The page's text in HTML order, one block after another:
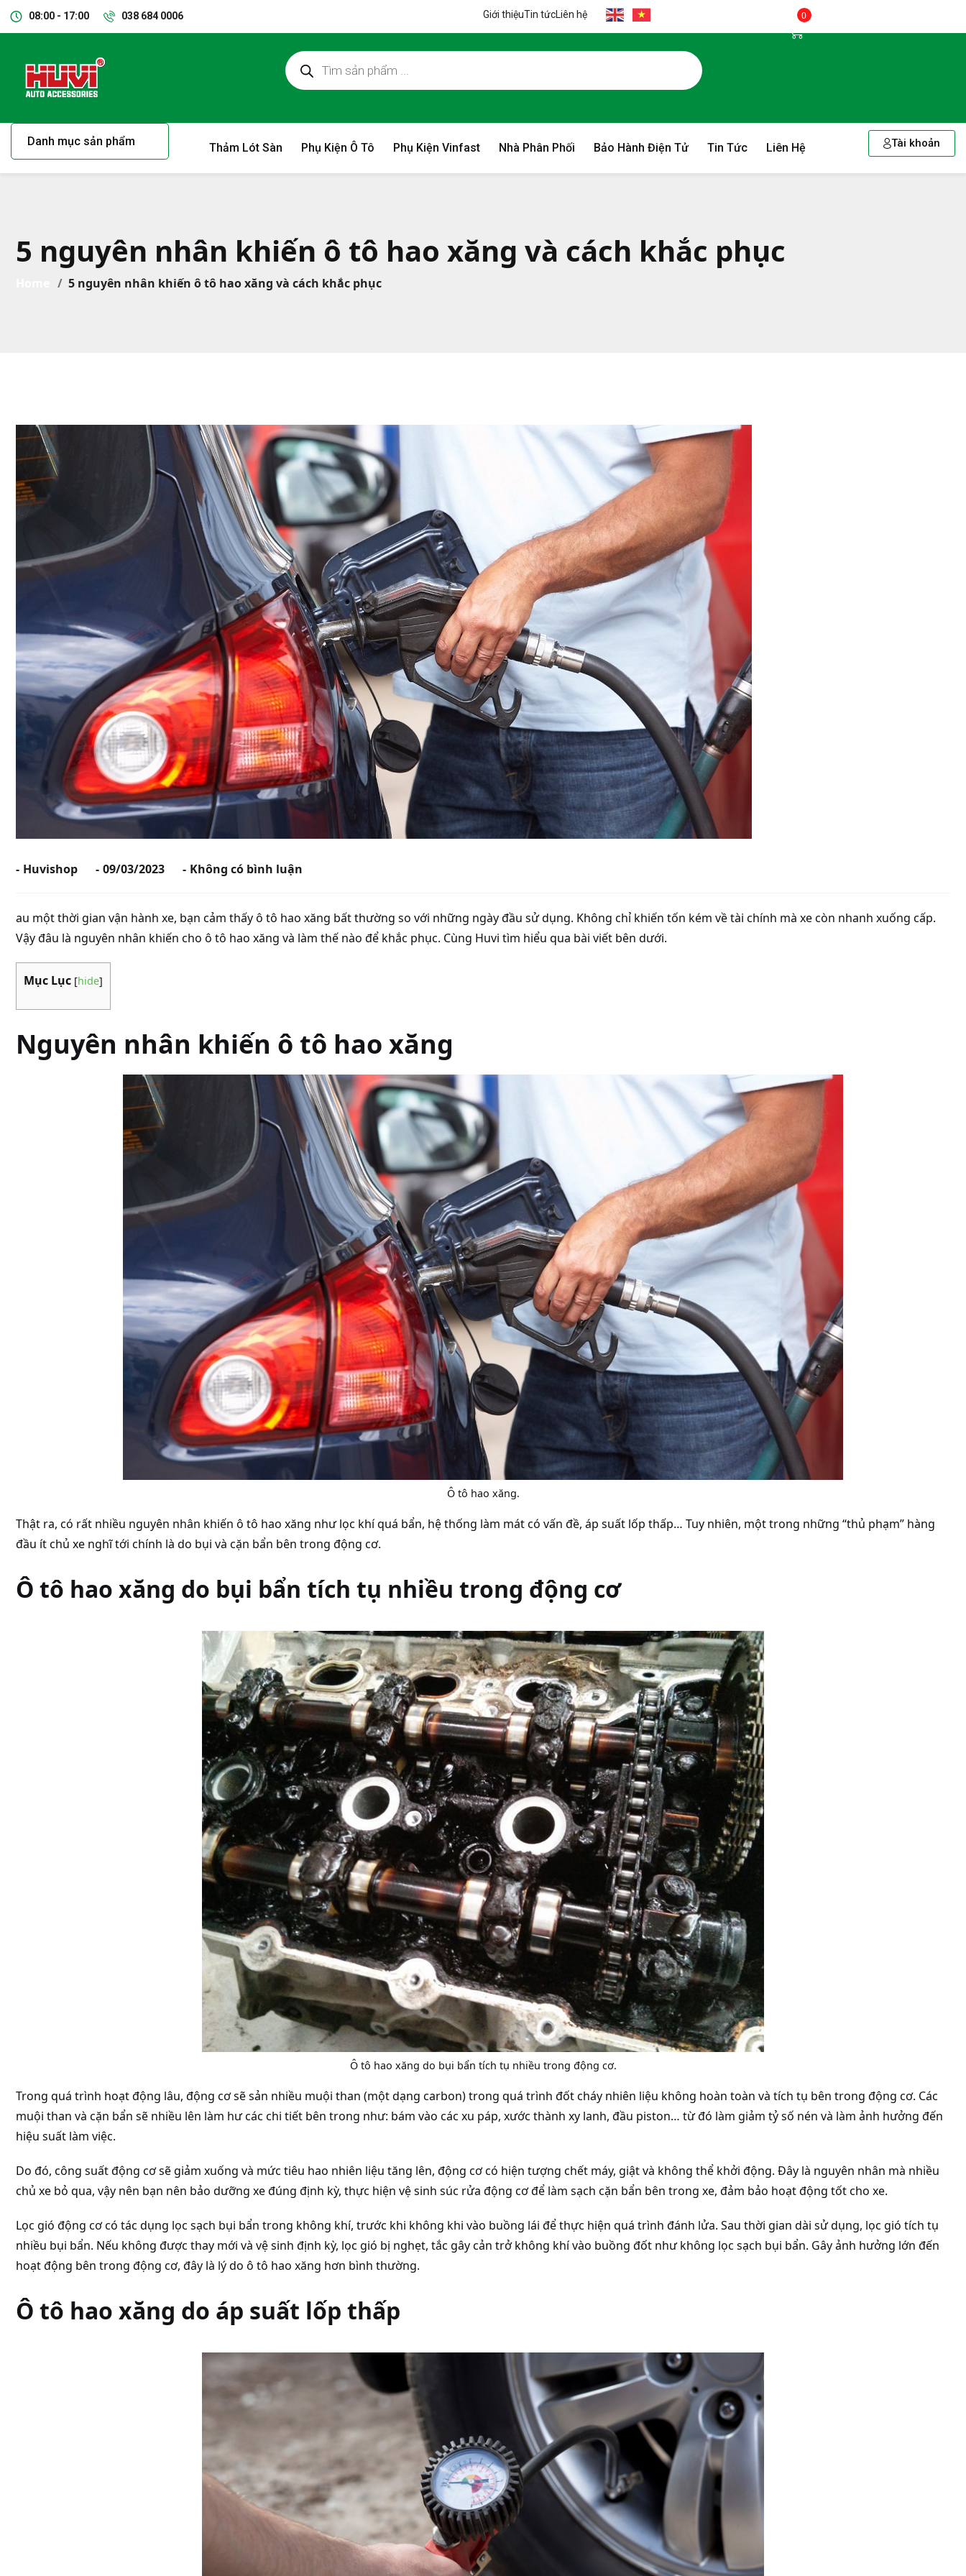
08:00 - 17:00 038 684 0006 Giới thiệuTin tứcLiên hệ 0
Danh mục sản phẩm Thảm Lót Sàn Phụ Kiện Ô Tô Phụ Kiện Vinfast Nhà Phân Phối Bảo Hành Điện Tử Tin Tức Liên Hệ Tài khoản
5 nguyên nhân khiến ô tô hao xăng và cách khắc phục
5 nguyên nhân khiến ô tô hao xăng và cách khắc phục
Huvishop 09/03/2023 Không có bình luận
au một thời gian vận hành xe, bạn cảm thấy ô tô hao xăng bất thường so với những ngày đầu sử dụng. Không chỉ khiến tốn kém về tài chính mà xe còn nhanh xuống cấp.
Vậy đâu là nguyên nhân khiến cho ô tô hao xăng và làm thế nào để khắc phục. Cùng Huvi tìm hiểu qua bài viết bên dưới.
Mục Lục [hide]
Nguyên nhân khiến ô tô hao xăng
Ô tô hao xăng.
Thật ra, có rất nhiều nguyên nhân khiến ô tô hao xăng như lọc khí quá bẩn, hệ thống làm mát có vấn đề, áp suất lốp thấp… Tuy nhiên, một trong những “thủ phạm” hàng
đầu ít chủ xe nghĩ tới chính là do bụi và cặn bẩn bên trong động cơ.
Ô tô hao xăng do bụi bẩn tích tụ nhiều trong động cơ
Ô tô hao xăng do bụi bẩn tích tụ nhiều trong động cơ.
Trong quá trình hoạt động lâu, động cơ sẽ sản nhiều muội than (một dạng carbon) trong quá trình đốt cháy nhiên liệu không hoàn toàn và tích tụ bên trong động cơ. Các
muội than và cặn bẩn sẽ nhiều lên làm hư các chi tiết bên trong như: bám vào các xu páp, xước thành xy lanh, đầu piston… từ đó làm giảm tỷ số nén và làm ảnh hưởng đến
hiệu suất làm việc.
Do đó, công suất động cơ sẽ giảm xuống và mức tiêu hao nhiên liệu tăng lên, động cơ có hiện tượng chết máy, giật và không thể khởi động. Đây là nguyên nhân mà nhiều
chủ xe bỏ qua, vậy nên bạn nên bảo dưỡng xe đúng định kỳ, thực hiện vệ sinh súc rửa động cơ để làm sạch cặn bẩn bên trong xe, đảm bảo hoạt động tốt cho xe.
Lọc gió động cơ có tác dụng lọc sạch bụi bẩn trong không khí, trước khi không khi vào buồng lái để thực hiện quá trình đánh lửa. Sau thời gian dài sử dụng, lọc gió tích tụ
nhiều bụi bẩn. Nếu không được thay mới và vệ sinh định kỳ, lọc gió bị nghẹt, tắc gây cản trở không khí vào buồng đốt như không lọc sạch bụi bẩn. Gây ảnh hưởng lớn đến
hoạt động bên trong động cơ, đây là lý do ô tô hao xăng hơn bình thường.
Ô tô hao xăng do áp suất lốp thấp